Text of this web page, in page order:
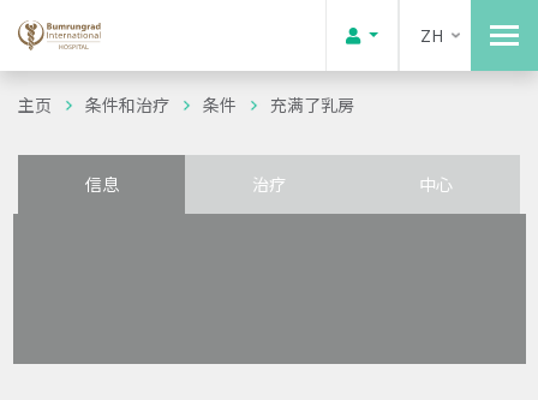
ZH
主页 条件和治疗 条件 充满了乳房
信息 治疗 中心